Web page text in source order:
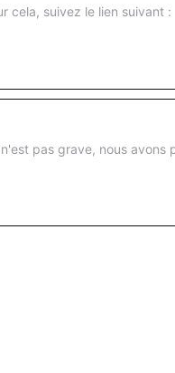
cela, suivez le lien suivant :
pas grave, nous avons